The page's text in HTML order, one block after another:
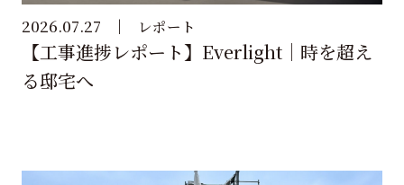
2026.07.27 レポート
【工事進捗レポート】Everlight｜時を超え
る邸宅へ